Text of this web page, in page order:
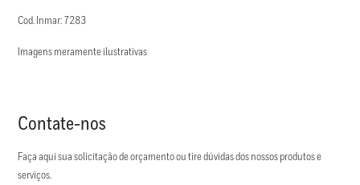
Cod. Inmar: 7283
Imagens meramente ilustrativas
Contate-nos
Faça aqui sua solicitação de orçamento ou tire dúvidas dos nossos produtos e
serviços.